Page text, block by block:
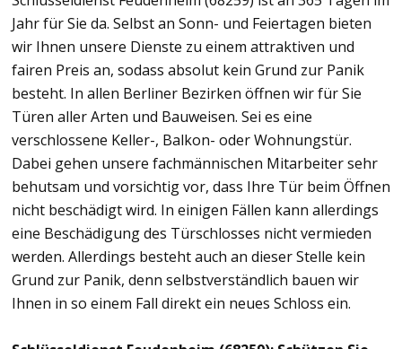
Jahr für Sie da. Selbst an Sonn- und Feiertagen bieten
wir Ihnen unsere Dienste zu einem attraktiven und
fairen Preis an, sodass absolut kein Grund zur Panik
besteht. In allen Berliner Bezirken öffnen wir für Sie
Türen aller Arten und Bauweisen. Sei es eine
verschlossene Keller-, Balkon- oder Wohnungstür.
Dabei gehen unsere fachmännischen Mitarbeiter sehr
behutsam und vorsichtig vor, dass Ihre Tür beim Öffnen
nicht beschädigt wird. In einigen Fällen kann allerdings
eine Beschädigung des Türschlosses nicht vermieden
werden. Allerdings besteht auch an dieser Stelle kein
Grund zur Panik, denn selbstverständlich bauen wir
Ihnen in so einem Fall direkt ein neues Schloss ein.